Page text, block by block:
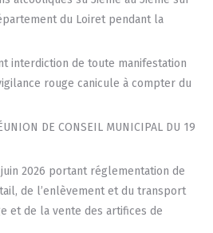
du Loiret pendant la
interdiction de toute manifestation
rouge canicule à compter du
DE CONSEIL MUNICIPAL DU 19
2026 portant réglementation de
de l’enlèvement et du transport
et de la vente des artifices de